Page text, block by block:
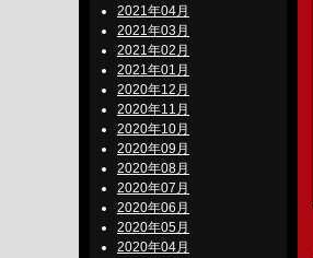
2021年04月
2021年03月
2021年02月
2021年01月
2020年12月
2020年11月
2020年10月
2020年09月
2020年08月
2020年07月
2020年06月
2020年05月
2020年04月